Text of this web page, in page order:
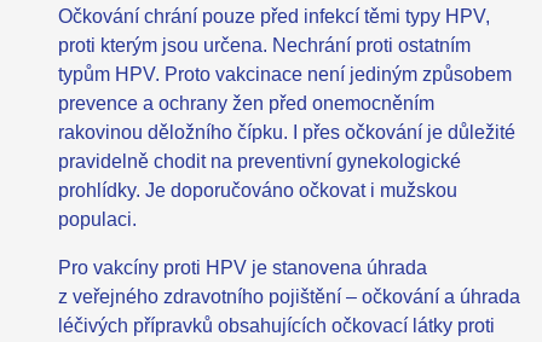
Očkování chrání pouze před infekcí těmi typy HPV,
proti kterým jsou určena. Nechrání proti ostatním
typům HPV. Proto vakcinace není jediným způsobem
prevence a ochrany žen před onemocněním
rakovinou děložního čípku. I přes očkování je důležité
pravidelně chodit na preventivní gynekologické
prohlídky. Je doporučováno očkovat i mužskou
populaci.
Pro vakcíny proti HPV je stanovena úhrada
z veřejného zdravotního pojištění – očkování a úhrada
léčivých přípravků obsahujících očkovací látky proti